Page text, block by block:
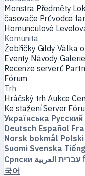
Monstra Předměty
časovače Průvodce
Homunculové
Komunita
Žebříčky Gildy Válka
Eventy Návody Galerie
Recenze serverů
Fórum
Trh
Hráčský trhAukce
Ke staženíServer
Українська Русский
Deutsch Español
Norsk bokmål Polski
Suomi Svenska
Српски
עברית العربية
국어